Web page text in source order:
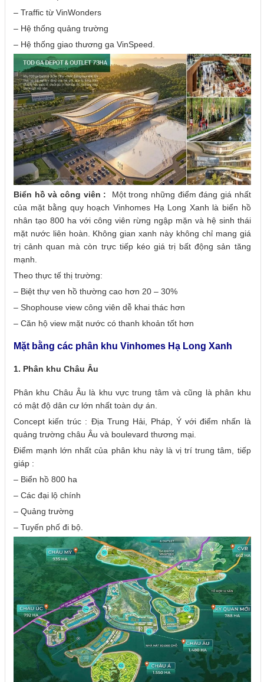
– Traffic từ VinWonders
– Hệ thống quảng trường
– Hệ thống giao thương ga VinSpeed.
Biển hồ và công viên : Một trong những điểm đáng giá nhất
của mặt bằng quy hoạch Vinhomes Hạ Long Xanh là biển hồ
nhân tạo 800 ha với công viên rừng ngập mặn và hệ sinh thái
mặt nước liên hoàn. Không gian xanh này không chỉ mang giá
trị cảnh quan mà còn trực tiếp kéo giá trị bất động sản tăng
mạnh.
Theo thực tế thị trường:
– Biệt thự ven hồ thường cao hơn 20 – 30%
– Shophouse view công viên dễ khai thác hơn
– Căn hộ view mặt nước có thanh khoản tốt hơn
Mặt bằng các phân khu Vinhomes Hạ Long Xanh
1. Phân khu Châu Âu
Phân khu Châu Âu là khu vực trung tâm và cũng là phân khu
có mật độ dân cư lớn nhất toàn dự án.
Concept kiến trúc : Địa Trung Hải, Pháp, Ý với điểm nhấn là
quảng trường châu Âu và boulevard thương mại.
Điểm mạnh lớn nhất của phân khu này là vị trí trung tâm, tiếp
giáp :
– Biển hồ 800 ha
– Các đại lộ chính
– Quảng trường
– Tuyến phố đi bộ.